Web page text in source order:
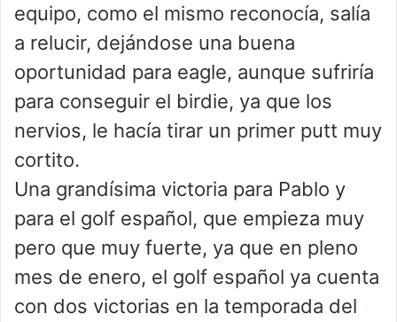
equipo, como el mismo reconocía, salía
a relucir, dejándose una buena
oportunidad para eagle, aunque sufriría
para conseguir el birdie, ya que los
nervios, le hacía tirar un primer putt muy
cortito.
Una grandísima victoria para Pablo y
para el golf español, que empieza muy
pero que muy fuerte, ya que en pleno
mes de enero, el golf español ya cuenta
con dos victorias en la temporada del